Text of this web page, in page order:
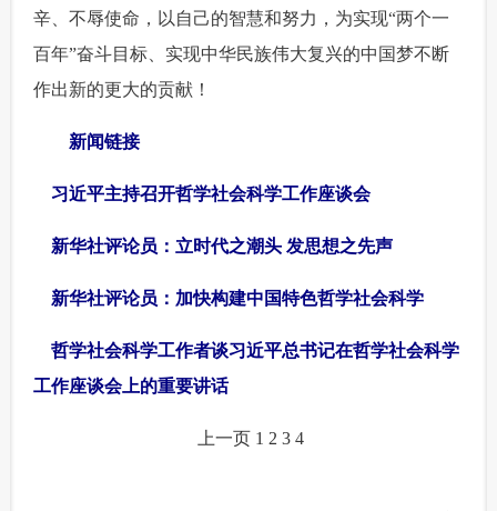
辛、不辱使命，以自己的智慧和努力，为实现“两个一
百年”奋斗目标、实现中华民族伟大复兴的中国梦不断
作出新的更大的贡献！
新闻链接
习近平主持召开哲学社会科学工作座谈会
新华社评论员：立时代之潮头 发思想之先声
新华社评论员：加快构建中国特色哲学社会科学
哲学社会科学工作者谈习近平总书记在哲学社会科学
工作座谈会上的重要讲话
上一页 1 2 3 4